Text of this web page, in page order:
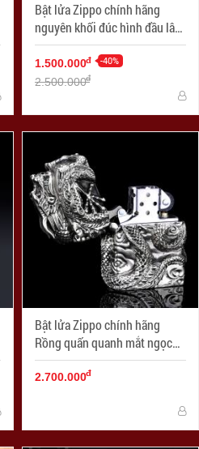
Bật lửa Zippo chính hãng
nguyên khối đúc hình đầu lâu
mặt kia xương tréo
1.500.000đ -40%
2.500.000đ
Bật lửa Zippo chính hãng
Rồng quấn quanh mắt ngọc
tím tinh xảo
2.700.000đ